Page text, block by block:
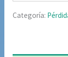
Categoría: